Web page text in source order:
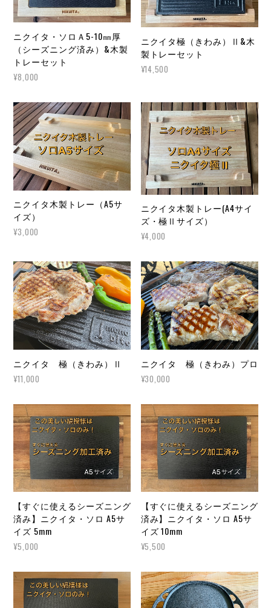
ニクイタ・ソロＡ5-10㎜厚
（シーズニング済み）&木製
トレーセット
¥8,000
ニクイタ極（きわみ）Ⅱ&木
製トレーセット
¥14,500
ニクイタ木製トレー（A5サ
イズ）
¥3,000
ニクイタ木製トレー(A4サイ
ズ・極Ⅱサイズ）
¥4,000
ニクイタ 極（きわみ）Ⅱ
¥11,000
ニクイタ 極（きわみ）プロ
¥30,000
【すぐに使えるシーズニング
済み】ニクイタ・ソロ A5サ
イズ 5mm
¥5,000
【すぐに使えるシーズニング
済み】ニクイタ・ソロ A5サ
イズ 10mm
¥5,500